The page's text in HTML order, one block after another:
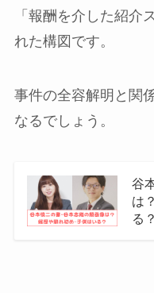
「報酬を介した紹介
れた構図です。
事件の全容解明と関
なるでしょう。
谷
は
る？